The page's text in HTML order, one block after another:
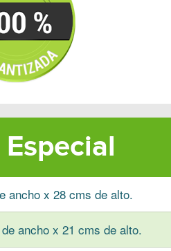
ancho x 28 cms de alto.
ancho x 21 cms de alto.